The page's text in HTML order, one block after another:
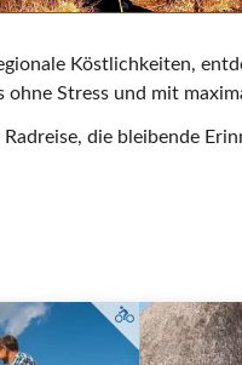
Köstlichkeiten,
ohne Stress und mit
die bleibende
Radfahrer